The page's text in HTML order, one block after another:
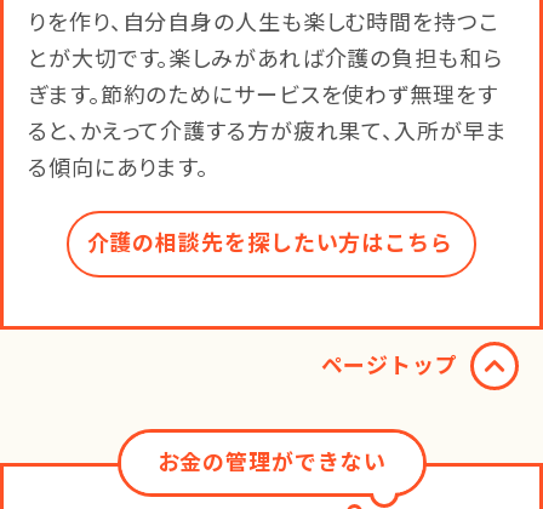
りを作り、自分自身の人生も楽しむ時間を持つこ
とが大切です。楽しみがあれば介護の負担も和ら
ぎます。節約のためにサービスを使わず無理をす
ると、かえって介護する方が疲れ果て、入所が早ま
る傾向にあります。
介護の相談先を探したい方はこちら​
ページトップ
お金の管理ができない